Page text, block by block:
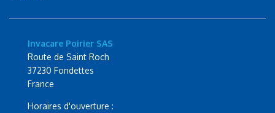
Invacare Poirier SAS
Route de Saint Roch
37230 Fondettes
France
Horaires d'ouverture :